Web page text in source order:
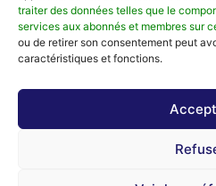
traiter des données telles que le
services aux abonnés et membres sur
ou de retirer son consentement peut
caractéristiques et fonctions.
Média Kit 2026
Abonnez-vous à la newsletter
régulièrement nos meilleurs